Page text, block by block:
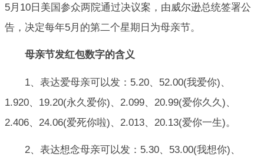
5月10日美国参众两院通过决议案，由威尔逊总统签署公
告，决定每年5月的第二个星期日为母亲节。
母亲节发红包数字的含义
1、表达爱母亲可以发：5.20、52.00(我爱你)、
1.920、19.20(永久爱你)、2.099、20.99(爱你久久)、
2.406、24.06(爱死你啦)、2.013、20.13(爱你一生)。
2、表达想念母亲可以发：5.30、53.00(我想你)、